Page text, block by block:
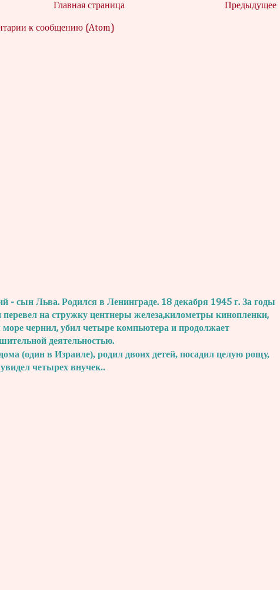
Предыдущее
Главная страница
к сообщению (Atom)
- сын Льва. Родился в Ленинграде. 18 декабря 1945 г. За годы
перевел на стружку центнеры железа,километры кинопленки,
чернил, убил четыре компьютера и продолжает
деятельностью.
(один в Израиле), родил двоих детей, посадил целую рощу,
четырех внучек..